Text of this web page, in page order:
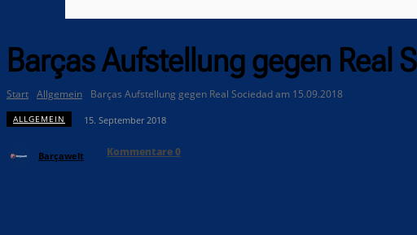
Barças Aufstellung gegen Real
Start Allgemein Barças Aufstellung gegen Real Sociedad am 15.09.2018
ALLGEMEIN 15. September 2018
Barçawelt Kommentare0